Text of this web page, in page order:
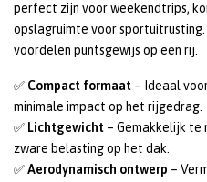
perfect zijn voor weekendtrips,
opslagruimte voor
voordelen puntsgewijs op een rij.
✅ Compact formaat – Ideaal
minimale impact op het rijgedrag.
✅ Lichtgewicht – Gemakkelijk te
zware belasting op het dak.
✅Aerodynamisch ontwerp –